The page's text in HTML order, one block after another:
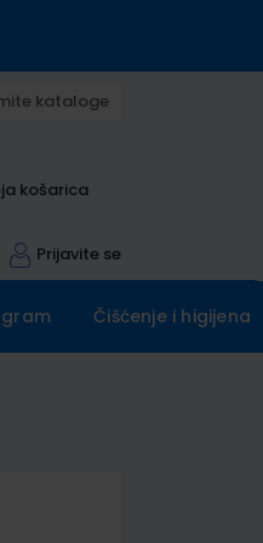
kataloge
košarica
Prijavite se
Čišćenje i higijena